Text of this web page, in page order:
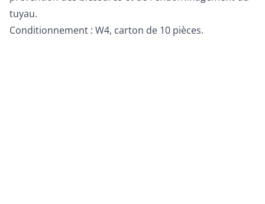
tuyau.
Conditionnement : W4, carton de 10 pièces.